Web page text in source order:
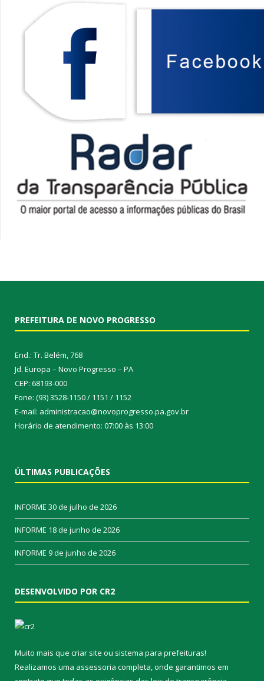
PREFEITURA DE NOVO PROGRESSO
End.: Tr. Belém, 768
Jd. Europa – Novo Progresso – PA
CEP: 68193-000
Fone: (93) 3528-1150 / 1151 / 1152
E-mail: administracao@novoprogresso.pa.gov.br
Horário de atendimento: 07:00 às 13:00
ÚLTIMAS PUBLICAÇÕES
INFORME 30 de julho de 2026
INFORME 18 de junho de 2026
INFORME 9 de junho de 2026
DESENVOLVIDO POR CR2
Muito mais que criar site ou sistema para prefeituras!
Realizamos uma assessoria completa, onde garantimos em